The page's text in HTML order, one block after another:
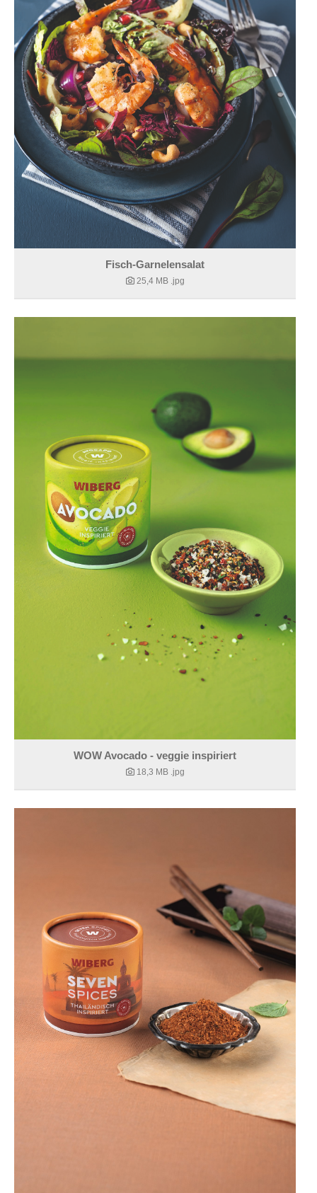
Fisch-Garnelensalat
25,4 MB .jpg
WOW Avocado - veggie inspiriert
18,3 MB .jpg